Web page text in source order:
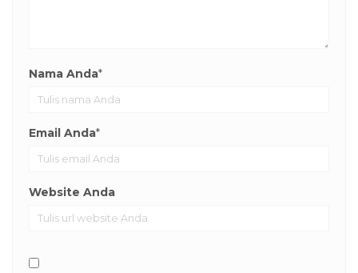
Nama Anda*
Email Anda*
Website Anda